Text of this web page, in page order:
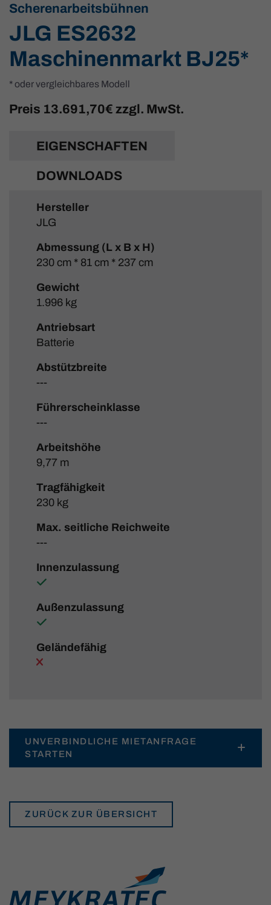
Scherenarbeitsbühnen
JLG ES2632
Maschinenmarkt BJ25*
* oder vergleichbares Modell
Preis 13.691,70€ zzgl. MwSt.
EIGENSCHAFTEN
DOWNLOADS
Hersteller
JLG
Abmessung (L x B x H)
230 cm * 81 cm * 237 cm
Gewicht
1.996 kg
Antriebsart
Batterie
Abstützbreite
---
Führerscheinklasse
---
Arbeitshöhe
9,77 m
Tragfähigkeit
230 kg
Max. seitliche Reichweite
---
Innenzulassung
Außenzulassung
Geländefähig
UNVERBINDLICHE MIETANFRAGE
STARTEN
ZURÜCK ZUR ÜBERSICHT